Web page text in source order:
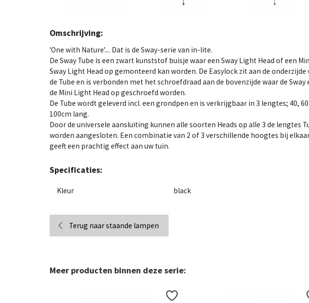
Omschrijving:
'One with Nature'.... Dat is de Sway-serie van in-lite.
De Sway Tube is een zwart kunststof buisje waar een Sway Light Head of een
Sway Light Head op gemonteerd kan worden. De Easylock zit aan de onderzijde
de Tube en is verbonden met het schroefdraad aan de bovenzijde waar de Sway
de Mini Light Head op geschroefd worden.
De Tube wordt geleverd incl. een grondpen en is verkrijgbaar in 3 lengtes; 40,
100cm lang.
Door de universele aansluiting kunnen alle soorten Heads op alle 3 de lengtes
worden aangesloten. Een combinatie van 2 of 3 verschillende hoogtes bij
geeft een prachtig effect aan uw tuin.
Specificaties:
Kleur black
Terug naar staande lampen
Meer producten binnen deze serie: